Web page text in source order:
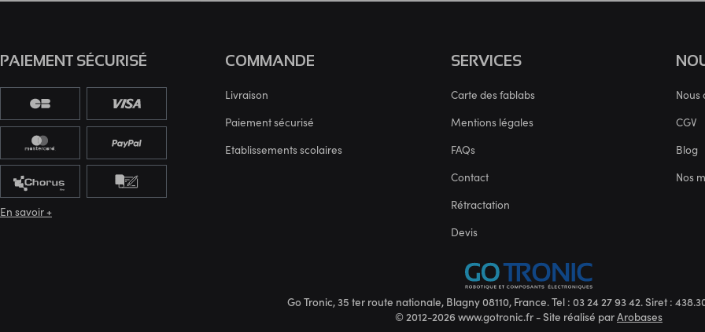
COMMANDE
Livraison
Paiement sécurisé
Etablissements scolaires
SERVICES
Carte des fablabs
Mentions légales
FAQs
Contact
Rétractation
Devis
Nous
CGV
Blog
Nos
PAIEMENT SÉCURISÉ
En savoir +
Go Tronic, 35 ter route nationale, Blagny 08110, France. Tel : 03 24 27 93 42. Siret :
© 2012-2026 www.gotronic.fr - Site réalisé parArobases